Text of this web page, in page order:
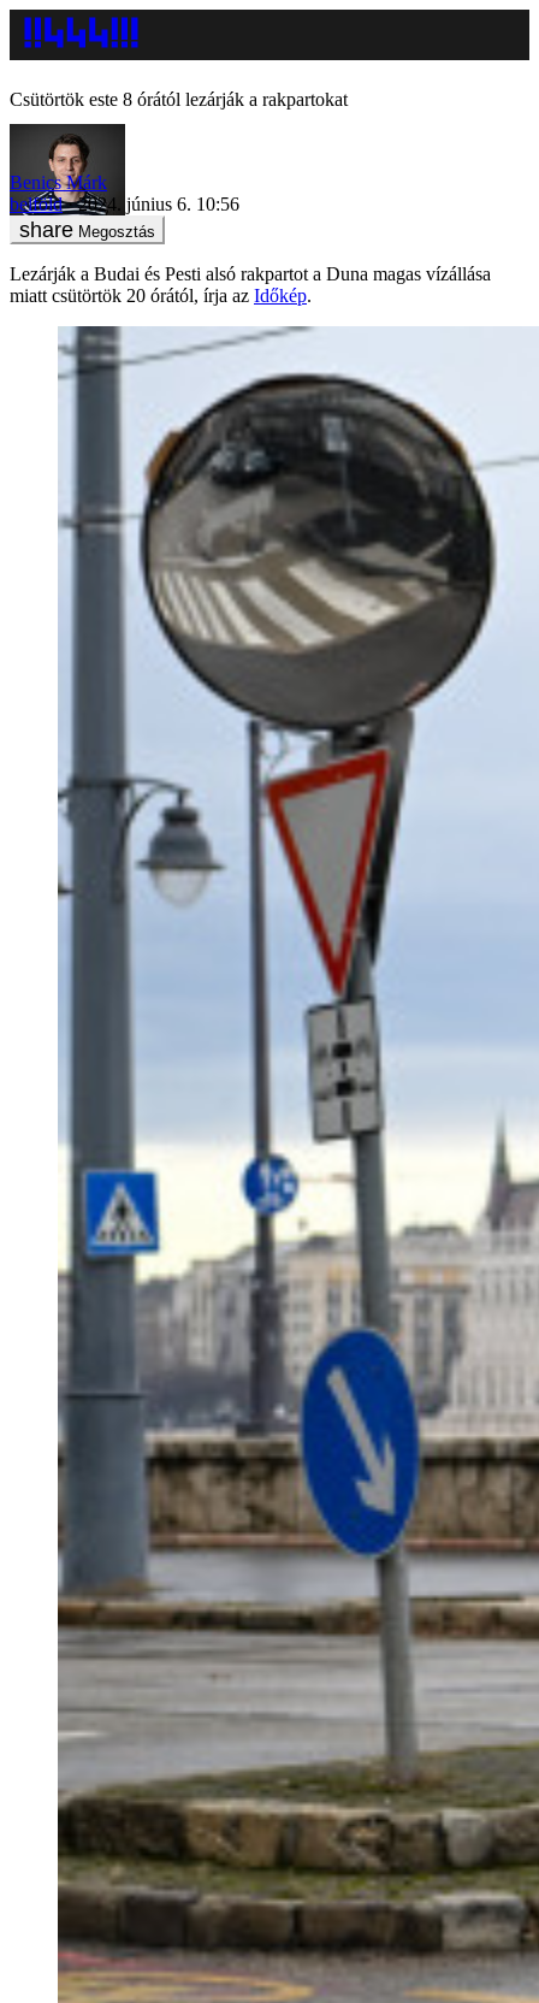
Csütörtök este 8 órától lezárják a rakpartokat
Benics Márk
belföld
2024. június 6. 10:56
Megosztás
Lezárják a Budai és Pesti alsó rakpartot a Duna magas vízállása
miatt csütörtök 20 órától, írja az Időkép.